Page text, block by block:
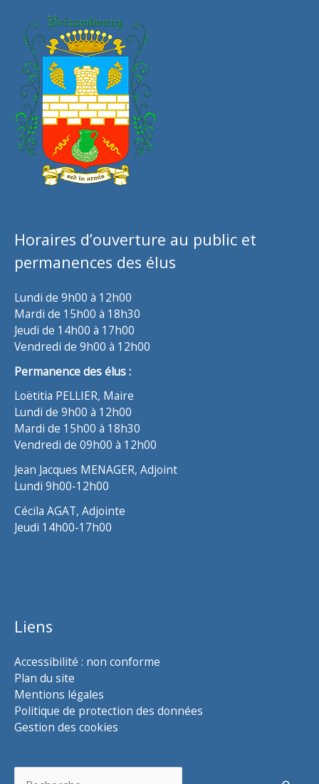
Horaires d’ouverture au public et
permanences des élus
Lundi de 9h00 à 12h00
Mardi de 15h00 à 18h30
Jeudi de 14h00 à 17h00
Vendredi de 9h00 à 12h00
Permanence des élus :
Loëtitia PELLIER, Maire
Lundi de 9h00 à 12h00
Mardi de 15h00 à 18h30
Vendredi de 09h00 à 12h00
Jean Jacques MENAGER, Adjoint
Lundi 9h00-12h00
Cécila AGAT, Adjointe
Jeudi 14h00-17h00
Liens
Accessibilité : non conforme
Plan du site
Mentions légales
Politique de protection des données
Gestion des cookies